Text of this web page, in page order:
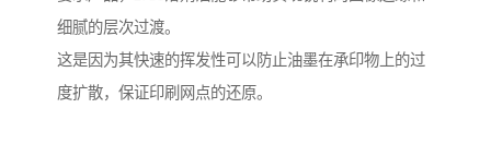
细腻的层次过渡。
这是因为其快速的挥发性可以防止油墨在承印物上的过
度扩散，保证印刷网点的还原。